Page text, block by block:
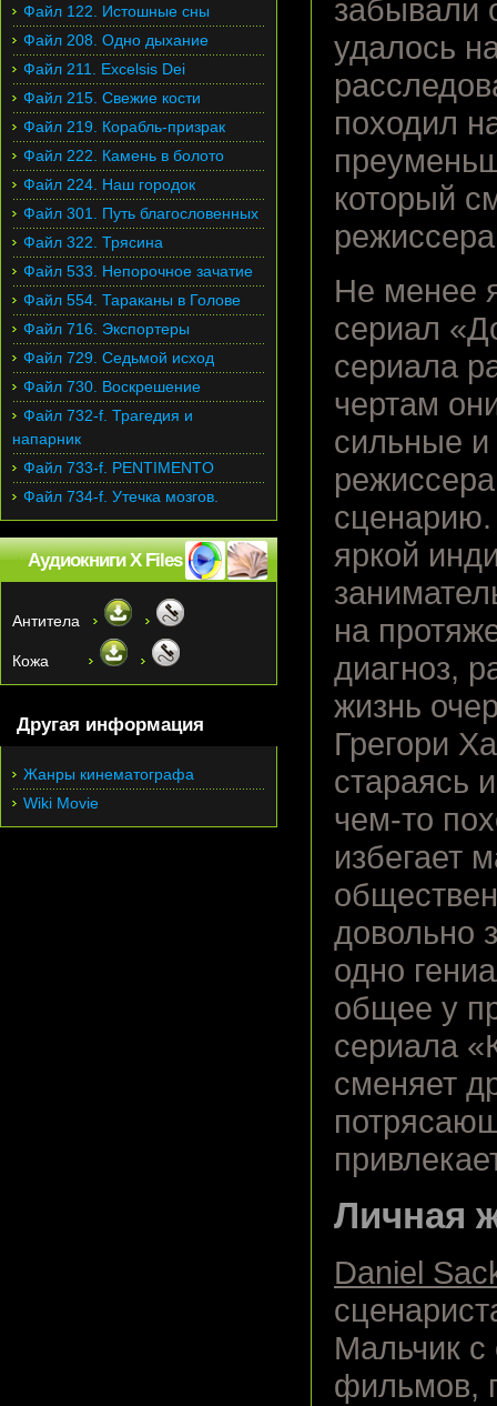
забывали
удалось
походил
который
Не менее
сериал
сериала
чертам
сильные и
сценарию.
яркой
на
диагноз,
жизнь
Грегори
стараясь
чем-то
избегает
довольно
одно
общее у
сериала
сменяет
Личная
Daniel
Мальчик с
фильмов,
Файл 122. Истошные сны
Файл 208. Одно дыхание
Файл 211. Excelsis Dei
Файл 215. Свежие кости
Файл 219. Корабль-призрак
Файл 222. Камень в болото
Файл 224. Наш городок
Файл 301. Путь благословенных
Файл 322. Трясина
Файл 533. Непорочное зачатие
Файл 554. Тараканы в Голове
Файл 716. Экспортеры
Файл 729. Седьмой исход
Файл 730. Воскрешение
Файл 732-f. Трагедия и
напарник
Файл 733-f. PENTIMENTO
Файл 734-f. Утечка мозгов.
Аудиокниги X Files
Антитела
Кожа
Другая информация
Жанры кинематографа
Wiki Movie